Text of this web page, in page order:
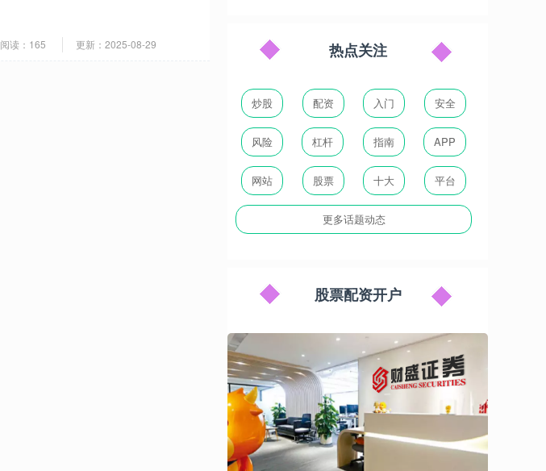
阅读：165 更新：2025-08-29 热点关注
炒股 配资 入门 安全
风险 杠杆 指南 APP
网站 股票 十大 平台
更多话题动态
股票配资开户